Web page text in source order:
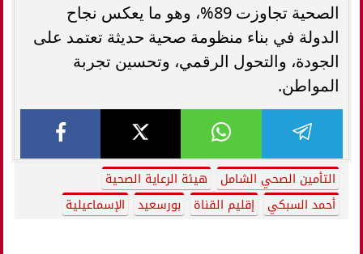
الصحية تجاوزت 89%، وهو ما يعكس نجاح
الدولة في بناء منظومة صحية حديثة تعتمد على
الجودة، والتحول الرقمي، وتحسين تجربة
المواطن.
التأمين الصحي الشامل
هيئة الرعاية الصحية
أحمد السبكي
إقليم القناة بورسعيد الإسماعيلية